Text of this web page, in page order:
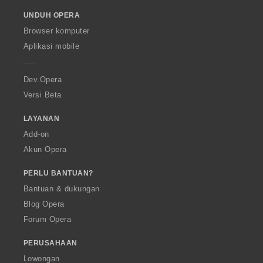
w
O
p
a
UNDUH OPERA
Browser komputer
Aplikasi mobile
Dev.Opera
Versi Beta
LAYANAN
Add-on
Akun Opera
PERLU BANTUAN?
Bantuan & dukungan
Blog Opera
Forum Opera
PERUSAHAAN
Lowongan